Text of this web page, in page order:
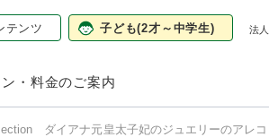
テンツ 子ども(2才～中学生) 法
・料金のご案内
ダイアナ元皇太子妃のジュエリーのアレコ